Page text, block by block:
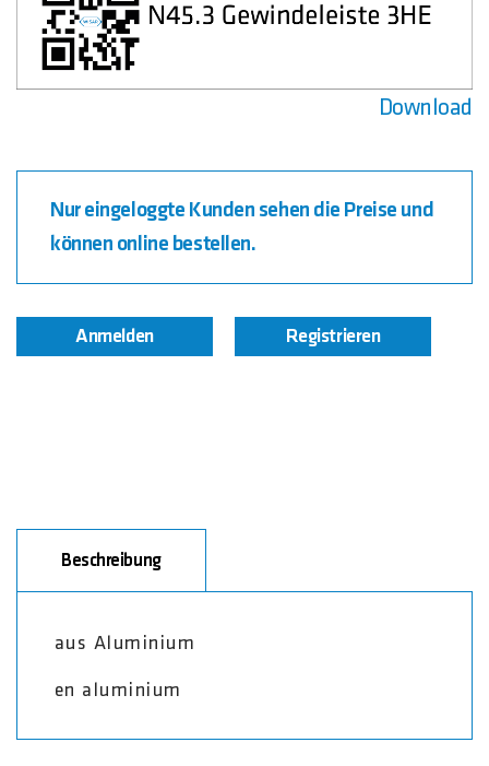
Download
Nur eingeloggte Kunden sehen die Preise und
können online bestellen.
Anmelden Registrieren
Beschreibung
aus Aluminium
en aluminium